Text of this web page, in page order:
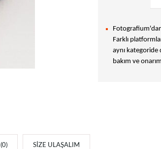
Farklı
aynı kategoride
bakım ve
SIZE ULAŞALIM